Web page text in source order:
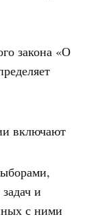
закона «О
включают
и
с ними